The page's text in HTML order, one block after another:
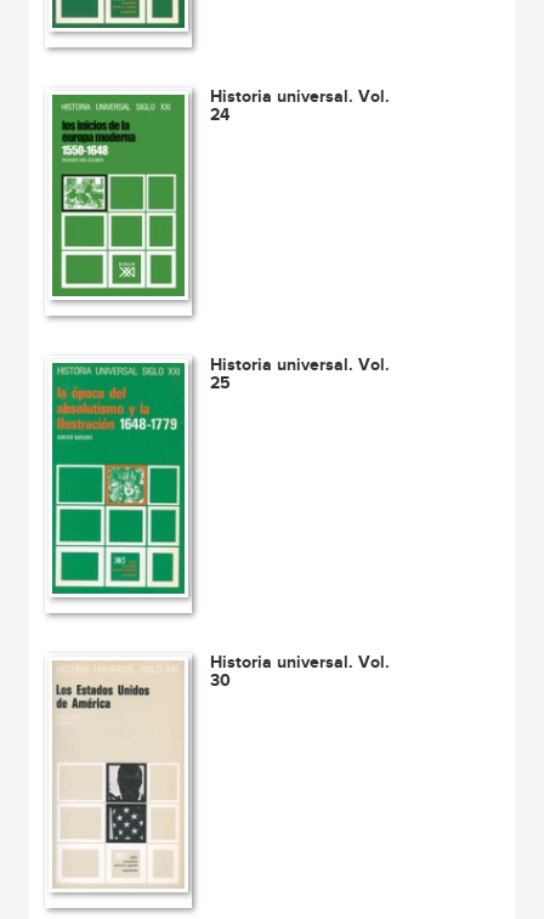
Historia universal. Vol.
24
Historia universal. Vol.
25
Historia universal. Vol.
30